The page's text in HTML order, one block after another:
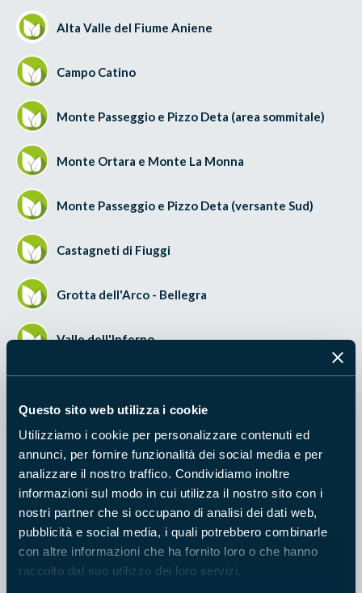
Questo sito web utilizza i cookie
Utilizziamo i cookie per personalizzare contenuti ed
annunci, per fornire funzionalità dei social media e per
analizzare il nostro traffico. Condividiamo inoltre
informazioni sul modo in cui utilizza il nostro sito con i
nostri partner che si occupano di analisi dei dati web,
pubblicità e social media, i quali potrebbero combinarle
con altre informazioni che ha fornito loro o che hanno
raccolto dal suo utilizzo dei loro servizi.
Alta Valle del Fiume Aniene
Campo Catino
Monte Passeggio e Pizzo Deta (area sommitale)
Monte Ortara e Monte La Monna
Monte Passeggio e Pizzo Deta (versante Sud)
Castagneti di Fiuggi
Grotta dell'Arco - Bellegra
Valle dell'Inferno
Nata nel 1997, la Giornata Internazionale di Azione per i
Fiumi è un progetto ideato dall'associazione International
Rivers.E' importante celebrare la Giornata Internazionale di
'servizi' forniti dagli ecosistemi acquatici e non possiamo
replicarli artificialmente.Un fiume è molto più che acqua
corrente. Il suo letto e le sue rive sempre mutevoli, le acque
sotterranee, le foreste circostanti, le paludi e le pianure